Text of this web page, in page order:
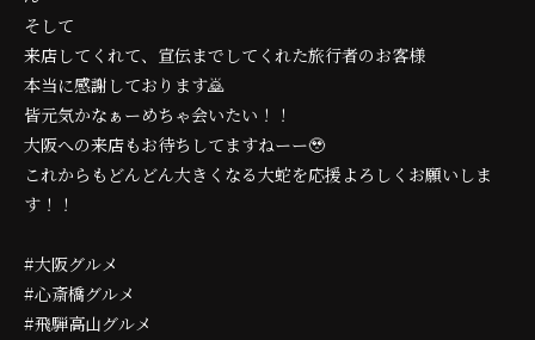
そして
来店してくれて、宣伝までしてくれた旅行者のお客様
本当に感謝しております🙇
皆元気かなぁーめちゃ会いたい！！
大阪への来店もお待ちしてますねーー🥹
これからもどんどん大きくなる大蛇を応援よろしくお願いしま
す！！
#大阪グルメ
#心斎橋グルメ
#飛騨高山グルメ